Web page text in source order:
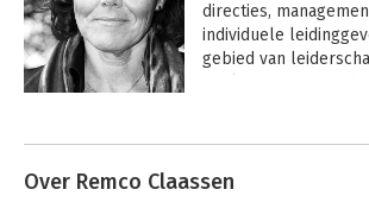
directies,
individuele
gebied van
verrassende hoek,
Over Remco Claassen